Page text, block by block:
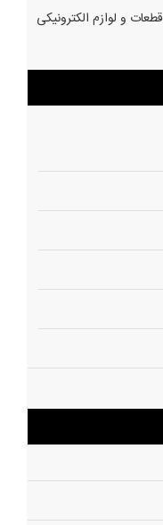
قطعات و لوازم الکترونیکی